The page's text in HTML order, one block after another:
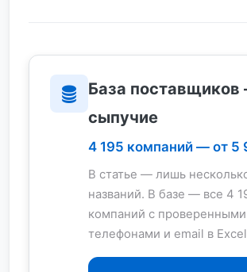
База
сыпучие
4 195 компаний — от 5
В статье — лишь
названий. В базе — все 4
компаний с проверенными
телефонами и email в